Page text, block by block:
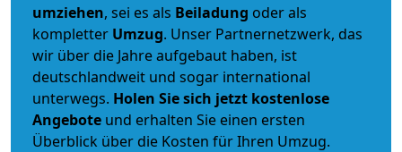
umziehen, sei es als Beiladung oder als
kompletter Umzug. Unser Partnernetzwerk, das
wir über die Jahre aufgebaut haben, ist
deutschlandweit und sogar international
unterwegs. Holen Sie sich jetzt kostenlose
Angebote und erhalten Sie einen ersten
Überblick über die Kosten für Ihren Umzug.